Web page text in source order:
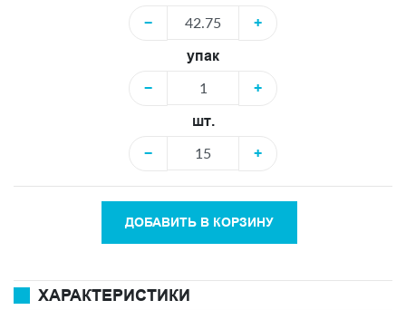
−
+
упак
−
+
шт.
−
+
ДОБАВИТЬ В КОРЗИНУ
ХАРАКТЕРИСТИКИ